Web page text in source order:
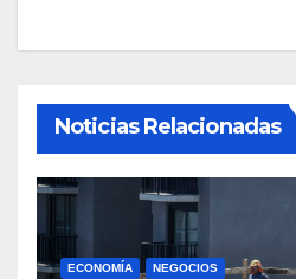
Noticias Relacionadas
ECONOMÍA NEGOCIOS